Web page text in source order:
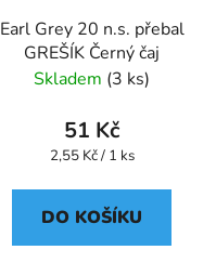
Earl Grey 20 n.s. přebal
GREŠÍK Černý čaj
Skladem (3 ks)
51 Kč
Měrná
2,55 Kč / 1 ks
DO KOŠÍKU